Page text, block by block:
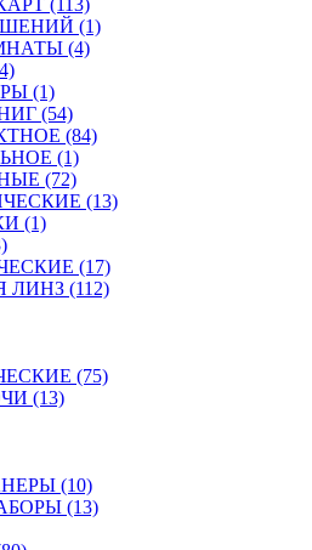
(1)
(4)
(1)
(54)
(84)
(1)
(72)
(13)
(1)
(17)
(112)
(75)
(13)
(10)
(13)